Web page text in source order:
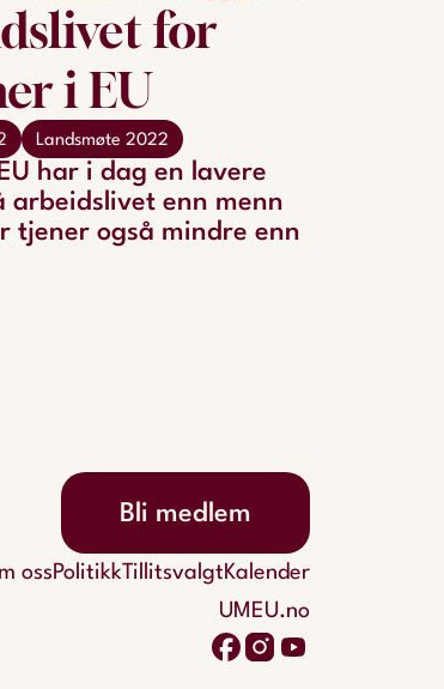
for
i EU
Landsmøte 2022
har i dag en lavere
arbeidslivet enn menn
tjener også mindre enn
Bli medlem
oss PolitikkTillitsvalgtKalender
UMEU.no